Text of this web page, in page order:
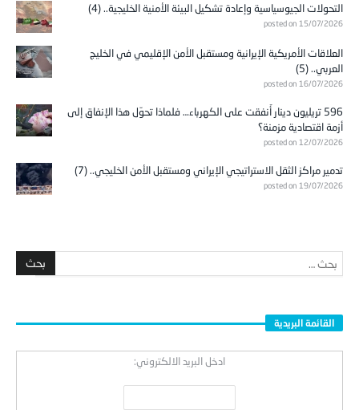
التحولات الجيوسياسية وإعادة تشكيل البيئة الأمنية الخليجية.. (4)
posted on 15/07/2026
العلاقات الأمريكية الإيرانية ومستقبل الأمن الإقليمي في الخليج
العربي.. (5)
posted on 16/07/2026
596 تريليون دينار أُنفقت على الكهرباء… فلماذا تحوّل هذا الإنفاق إلى
أزمة اقتصادية مزمنة؟
posted on 12/07/2026
تدمير مراكز الثقل الاستراتيجي الإيراني ومستقبل الأمن الخليجي.. (7)
posted on 19/07/2026
القائمة البريدية
ادخل البريد الالكتروني: